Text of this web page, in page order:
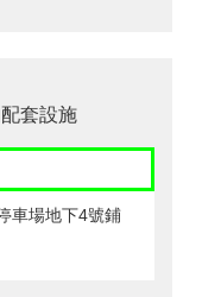
套設施
車場地下4號鋪